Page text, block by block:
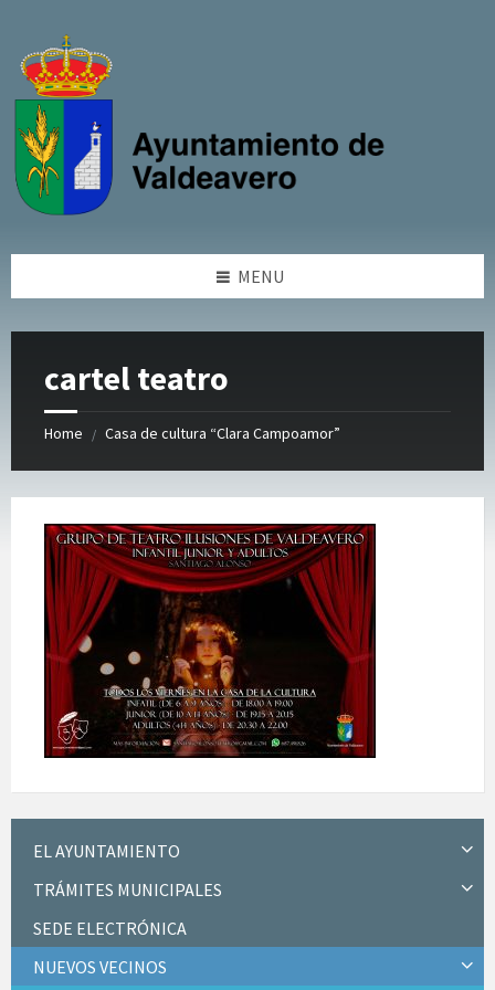
content
sidebar
footer
MENU
cartel teatro
Home / Casa de cultura “Clara Campoamor”
EL AYUNTAMIENTO
TRÁMITES MUNICIPALES
SEDE ELECTRÓNICA
NUEVOS VECINOS